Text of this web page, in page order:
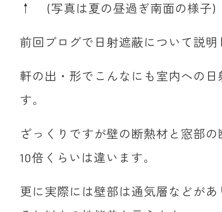
↑ (写真は夏の昼過ぎ南面の様子)
前回ブログで日射遮蔽について説
軒の出・形でこんなにも室内への
す。
ざっくりですが壁の断熱材と窓部
10倍くらいは違います。
更に実際には壁部は通気層などが